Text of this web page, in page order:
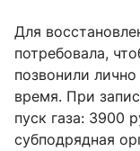
Для
потребовала,
позвонили
время. При
пуск газа: 3900
субподрядная